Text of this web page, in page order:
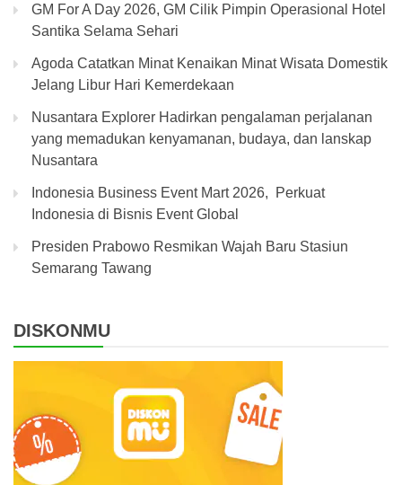
GM For A Day 2026, GM Cilik Pimpin Operasional Hotel
Santika Selama Sehari
Agoda Catatkan Minat Kenaikan Minat Wisata Domestik
Jelang Libur Hari Kemerdekaan
Nusantara Explorer Hadirkan pengalaman perjalanan
yang memadukan kenyamanan, budaya, dan lanskap
Nusantara
Indonesia Business Event Mart 2026, Perkuat
Indonesia di Bisnis Event Global
Presiden Prabowo Resmikan Wajah Baru Stasiun
Semarang Tawang
DISKONMU